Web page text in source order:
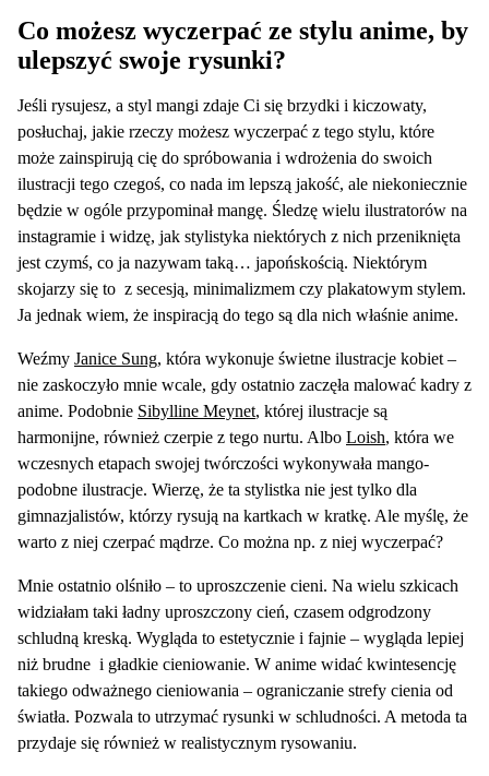
Co możesz wyczerpać ze stylu anime, by
ulepszyć swoje rysunki?
Jeśli rysujesz, a styl mangi zdaje Ci się brzydki i kiczowaty,
posłuchaj, jakie rzeczy możesz wyczerpać z tego stylu, które
może zainspirują cię do spróbowania i wdrożenia do swoich
ilustracji tego czegoś, co nada im lepszą jakość, ale niekoniecznie
będzie w ogóle przypominał mangę. Śledzę wielu ilustratorów na
instagramie i widzę, jak stylistyka niektórych z nich przeniknięta
jest czymś, co ja nazywam taką… japońskością. Niektórym
skojarzy się to z secesją, minimalizmem czy plakatowym stylem.
Ja jednak wiem, że inspiracją do tego są dla nich właśnie anime.
Weźmy Janice Sung, która wykonuje świetne ilustracje kobiet –
nie zaskoczyło mnie wcale, gdy ostatnio zaczęła malować kadry z
anime. Podobnie Sibylline Meynet, której ilustracje są
harmonijne, również czerpie z tego nurtu. Albo Loish, która we
wczesnych etapach swojej twórczości wykonywała mango-
podobne ilustracje. Wierzę, że ta stylistka nie jest tylko dla
gimnazjalistów, którzy rysują na kartkach w kratkę. Ale myślę, że
warto z niej czerpać mądrze. Co można np. z niej wyczerpać?
Mnie ostatnio olśniło – to uproszczenie cieni. Na wielu szkicach
widziałam taki ładny uproszczony cień, czasem odgrodzony
schludną kreską. Wygląda to estetycznie i fajnie – wygląda lepiej
niż brudne i gładkie cieniowanie. W anime widać kwintesencję
takiego odważnego cieniowania – ograniczanie strefy cienia od
światła. Pozwala to utrzymać rysunki w schludności. A metoda ta
przydaje się również w realistycznym rysowaniu.